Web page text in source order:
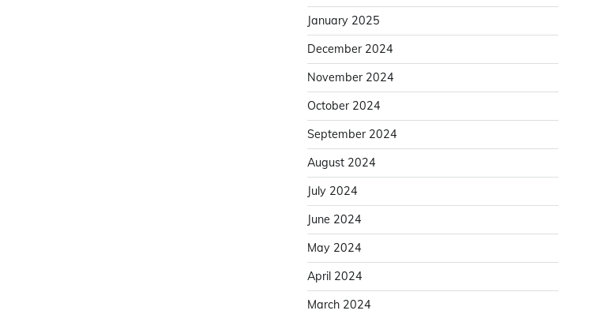
January 2025
December 2024
November 2024
October 2024
September 2024
August 2024
July 2024
June 2024
May 2024
April 2024
March 2024